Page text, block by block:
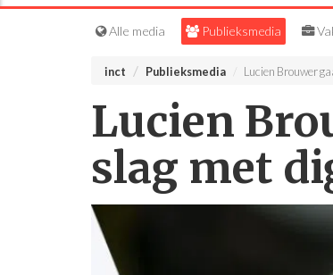
Alle media Publieksmedia
inct Publieksmedia Lucien Brouwer
Lucien
slag met